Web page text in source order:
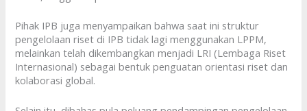
Pihak IPB juga menyampaikan bahwa saat ini struktur
pengelolaan riset di IPB tidak lagi menggunakan LPPM,
melainkan telah dikembangkan menjadi LRI (Lembaga Riset
Internasional) sebagai bentuk penguatan orientasi riset dan
kolaborasi global.